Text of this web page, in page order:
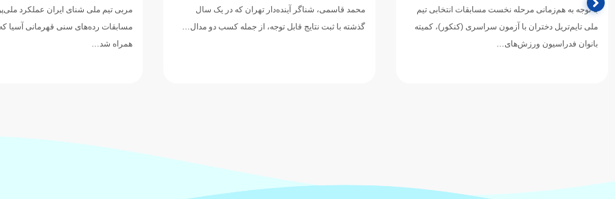
با توجه به هم‌زمانی مرحله نخست مسابقات انتخابی تیم
ملی تایم‌تریل دختران با آزمون سراسری (کنکور)، کمیته
بانوان فدراسیون ورزش‌های…
محمد قاسمی، شناگر آینده‌دار تهران که در یک سال
گذشته با ثبت نتایج قابل توجه، از جمله کسب دو مدال…
مربی تیم ملی شنای ایران عملکرد
همراه شد…